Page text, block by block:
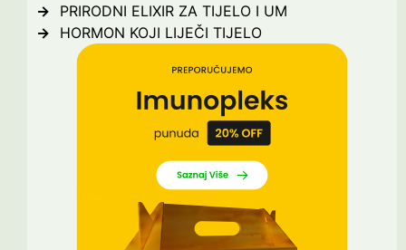
PRIRODNI ELIXIR ZA TIJELO I UM
HORMON KOJI LIJEČI TIJELO